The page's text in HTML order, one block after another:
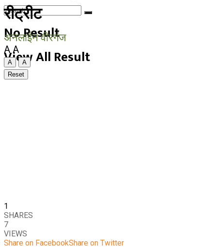
No Result
View All Result
रीट्रीट
अनलाईन वीरगंज
A A
A
A
Reset
1
SHARES
7
VIEWS
Share on FacebookShare on Twitter